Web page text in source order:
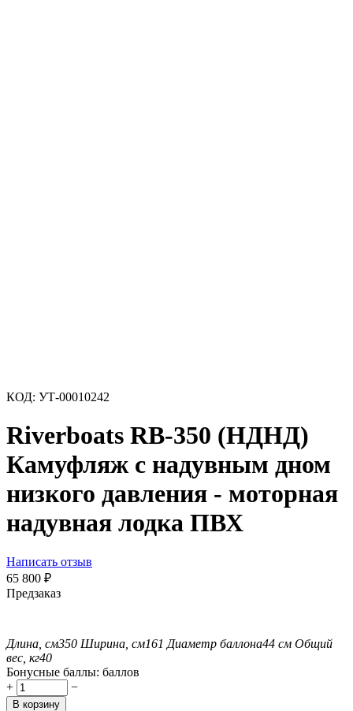
КОД: УТ-00010242
Riverboats RB-350 (НДНД)
Камуфляж с надувным дном
низкого давления - моторная
надувная лодка ПВХ
Написать отзыв
65 800 ₽
Предзаказ
Длина, см350 Ширина, см161 Диаметр баллона44 см Общий
вес, кг40
Бонусные баллы: баллов
+
−
В корзину